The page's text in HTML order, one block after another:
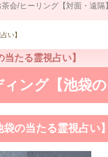
会/ヒーリング【対面・遠隔】
い】
たる霊視占い】
ング【池袋の
の当たる霊視占い】